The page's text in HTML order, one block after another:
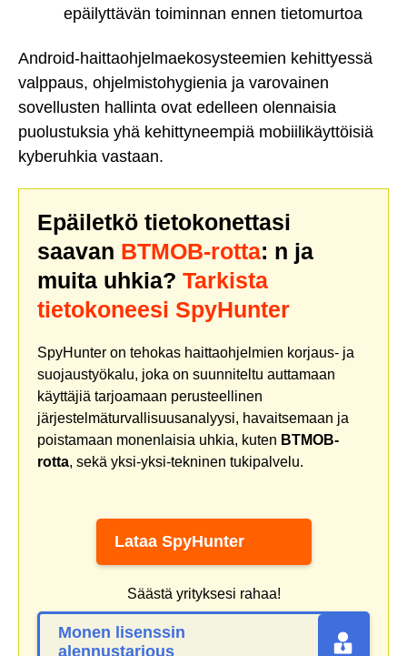
epäilyttävän toiminnan ennen tietomurtoa
Android-haittaohjelmaekosysteemien kehittyessä
valppaus, ohjelmistohygienia ja varovainen
sovellusten hallinta ovat edelleen olennaisia
puolustuksia yhä kehittyneempiä mobiilikäyttöisiä
kyberuhkia vastaan.
Epäiletkö tietokonettasi
saavan BTMOB-rotta: n ja
muita uhkia? Tarkista
tietokoneesi SpyHunter
SpyHunter on tehokas haittaohjelmien korjaus- ja
suojaustyökalu, joka on suunniteltu auttamaan
käyttäjiä tarjoamaan perusteellinen
järjestelmäturvallisuusanalyysi, havaitsemaan ja
poistamaan monenlaisia uhkia, kuten BTMOB-
rotta, sekä yksi-yksi-tekninen tukipalvelu.
Lataa SpyHunter
Säästä yrityksesi rahaa!
Monen lisenssin
alennustarjous